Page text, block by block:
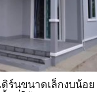
ร์นขนาดเล็กงบน้อย